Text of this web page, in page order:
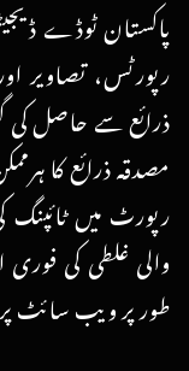
پاکستان ٹوڈے
رپورٹس، تصاویر
ذرائع سے حاصل کی
مصدقہ ذرائع کا
رپورٹ میں
والی غلطی کی
طور پر ویب سائٹ